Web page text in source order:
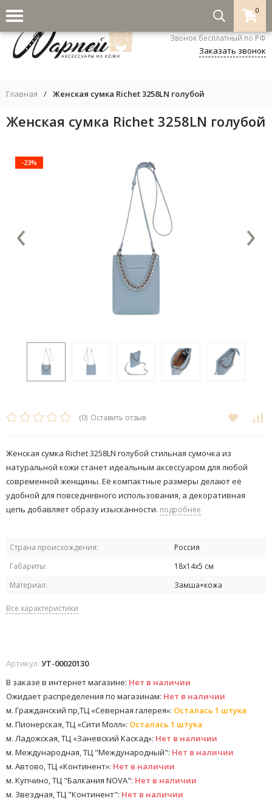
0
8-800-333-5530
Звонок бесплатный по РФ
Заказать звонок
Главная / Женская сумка Richet 3258LN голубой
Женская сумка Richet 3258LN голубой
-23%
‹ ›
(0) Оставить отзыв
Женская сумка Richet 3258LN голубой стильная сумочка из
натуральной кожи станет идеальным аксессуаром для любой
современной женщины. Её компактные размеры делают её
удобной для повседневного использования, а декоративная
цепь добавляет образу изысканности. подробнее
Страна происхождения:
Россия
Габариты:
18х14х5 см
Материал:
Замша+кожа
Все характеристики
Артикул: УТ-00020130
В заказе в интернет магазине: Нет в наличии
Ожидает распределения по магазинам: Нет в наличии
м. Гражданский пр,ТЦ «Северная галерея»: Осталась 1 штука
м. Пионерская, ТЦ «Сити Молл»: Осталась 1 штука
м. Ладожская, ТЦ «Заневский Каскад»: Нет в наличии
м. Международная, ТЦ "Международный": Нет в наличии
м. Автово, ТЦ «Континент»: Нет в наличии
м. Купчино, ТЦ "Балкания NOVA": Нет в наличии
м. Звездная, ТЦ "Континент": Нет в наличии